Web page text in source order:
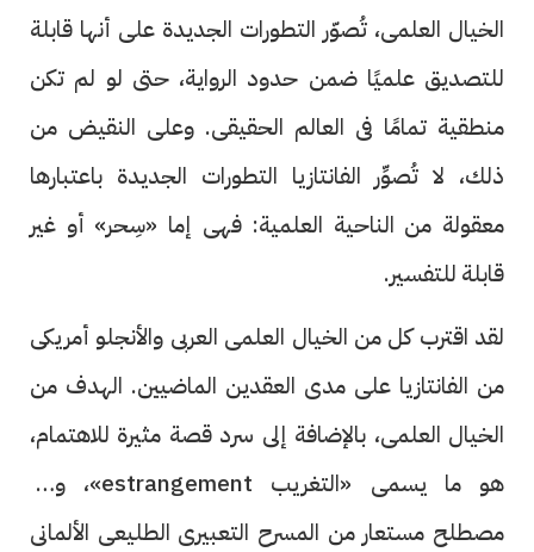
الخيال العلمى، تُصوّر التطورات الجديدة على أنها قابلة
للتصديق علميًا ضمن حدود الرواية، حتى لو لم تكن
منطقية تمامًا فى العالم الحقيقى. وعلى النقيض من
ذلك، لا تُصوِّر الفانتازيا التطورات الجديدة باعتبارها
معقولة من الناحية العلمية: فهى إما «سِحر» أو غير
قابلة للتفسير.
لقد اقترب كل من الخيال العلمى العربى والأنجلو أمريكى
من الفانتازيا على مدى العقدين الماضيين. الهدف من
الخيال العلمى، بالإضافة إلى سرد قصة مثيرة للاهتمام،
هو ما يسمى «التغريب estrangement»، وهو
مصطلح مستعار من المسرح التعبيرى الطليعى الألمانى